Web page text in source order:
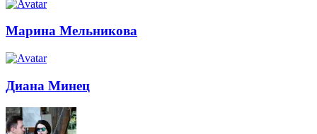
Марина Мельникова
Диана Минец